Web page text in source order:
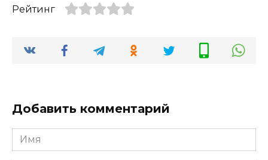
Рейтинг
Добавить комментарий
Имя
*